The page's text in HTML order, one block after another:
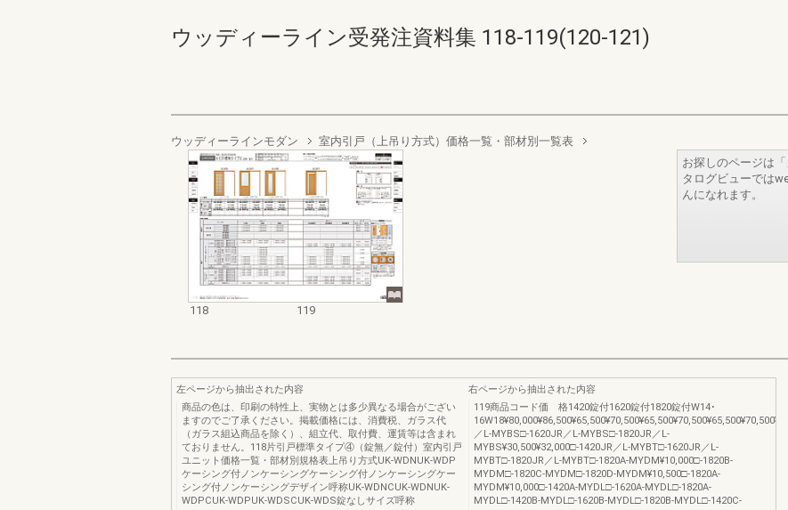
ウッディーライン受発注資料集 118-119(120-121)
ウッディーラインモダン 室内引戸（上吊り方式）価格一覧・部材別一覧表
118 119
お探しのページは
タログビューでは
んになれます。
左ページから抽出された内容
商品の色は、印刷の特性上、実物とは多少異なる場合がござい
ますのでご了承ください。掲載価格には、消費税、ガラス代
（ガラス組込商品を除く）、組立代、取付費、運賃等は含まれ
ておりません。118片引戸標準タイプ④（錠無／錠付）室内引戸
ユニット価格一覧・部材別規格表上吊り方式UK-WDNUK-WDP
ケーシング付ノンケーシングケーシング付ノンケーシングケー
シング付ノンケーシングデザイン呼称UK-WDNCUK-WDNUK-
WDPCUK-WDPUK-WDSCUK-WDS錠なしサイズ呼称
右ページから抽出された内容
119商品コード価 格1420錠付1620錠付1820錠付W14･
／L-MYBS□-1620JR／L-MYBS□-1820JR／L-
MYBS¥30,500¥32,000□-1420JR／L-MYBT□-1620JR／L-
MYBT□-1820JR／L-MYBT□-1820A-MYDM¥10,000□-1820B-
MYDM□-1820C-MYDM□-1820D-MYDM¥10,500□-1820A-
MYDM¥10,000□-1420A-MYDL□-1620A-MYDL□-1820A-
MYDL□-1420B-MYDL□-1620B-MYDL□-1820B-MYDL□-1420C-